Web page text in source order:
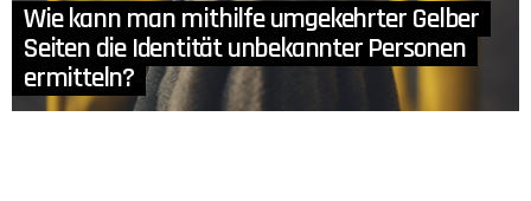
Wie kann man mithilfe umgekehrter Gelber
Seiten die Identität unbekannter Personen
ermitteln?